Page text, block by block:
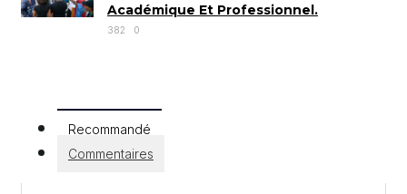
Académique Et Professionnel.
382 0
Recommandé
Commentaires